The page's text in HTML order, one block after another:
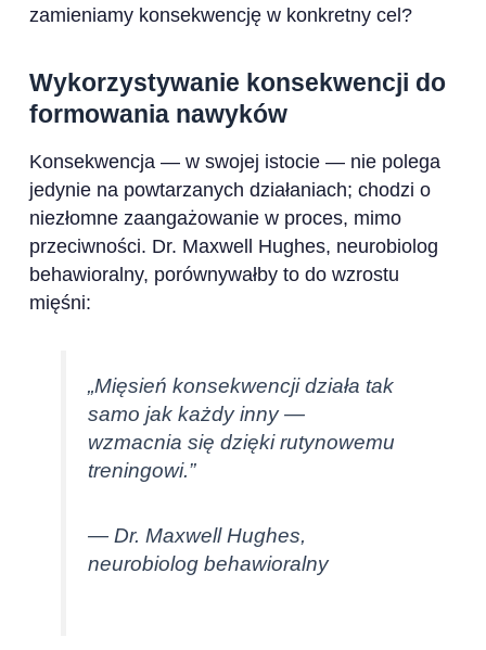
zamieniamy konsekwencję w konkretny cel?
Wykorzystywanie konsekwencji do
formowania nawyków
Konsekwencja — w swojej istocie — nie polega
jedynie na powtarzanych działaniach; chodzi o
niezłomne zaangażowanie w proces, mimo
przeciwności. Dr. Maxwell Hughes, neurobiolog
behawioralny, porównywałby to do wzrostu
mięśni:
„Mięsień konsekwencji działa tak
samo jak każdy inny —
wzmacnia się dzięki rutynowemu
treningowi.”
— Dr. Maxwell Hughes,
neurobiolog behawioralny